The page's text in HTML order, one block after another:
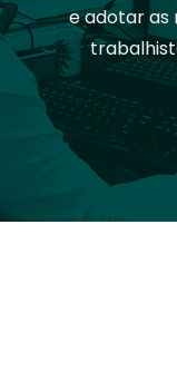
e adotar as